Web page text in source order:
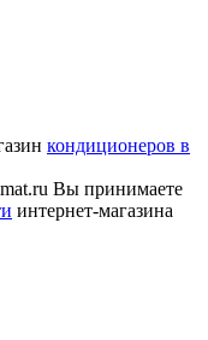
кондиционеров в
Вы принимаете
интернет-магазина